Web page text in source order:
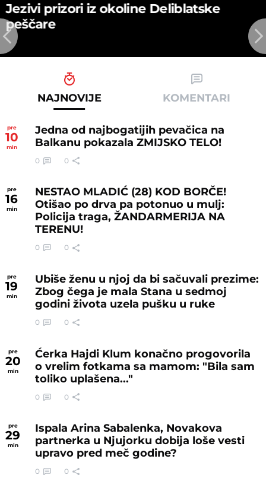
Jezivi prizori iz okoline Deliblatske
peščare
NAJNOVIJE KOMENTARI
pre
10
min
Jedna od najbogatijih pevačica na
Balkanu pokazala ZMIJSKO TELO!
0 0
pre
16
min
NESTAO MLADIĆ (28) KOD BORČE!
Otišao po drva pa potonuo u mulj:
Policija traga, ŽANDARMERIJA NA
TERENU!
0 0
pre
19
min
Ubiše ženu u njoj da bi sačuvali prezime:
Zbog čega je mala Stana u sedmoj
godini života uzela pušku u ruke
0 0
pre
20
min
Ćerka Hajdi Klum konačno progovorila
o vrelim fotkama sa mamom: "Bila sam
toliko uplašena..."
0 0
pre
29
min
Ispala Arina Sabalenka, Novakova
partnerka u Njujorku dobija loše vesti
upravo pred meč godine?
0 0